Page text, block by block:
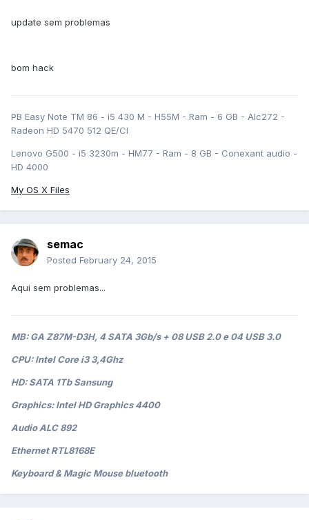
update sem problemas
bom hack
PB Easy Note TM 86 - i5 430 M - H55M - Ram - 6 GB - Alc272 -
Radeon HD 5470 512 QE/CI
Lenovo G500 - i5 3230m - HM77 - Ram - 8 GB - Conexant audio -
HD 4000
My OS X Files
semac
Posted February 24, 2015
Aqui sem problemas...
MB: GA Z87M-D3H, 4 SATA 3Gb/s + 08 USB 2.0 e 04 USB 3.0
CPU: Intel Core i3 3,4Ghz
HD: SATA 1Tb Sansung
Graphics: Intel HD Graphics 4400
Audio ALC 892
Ethernet RTL8168E
Keyboard & Magic Mouse bluetooth